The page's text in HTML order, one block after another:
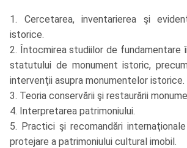
1. Cercetarea, inventarierea şi
istorice.
2. Întocmirea studiilor de fundamentare
statutului de monument istoric,
intervenţii asupra monumentelor istorice.
3. Teoria conservării şi restaurării
4. Interpretarea patrimoniului.
5. Practici şi recomandări
protejare a patrimoniului cultural imobil.